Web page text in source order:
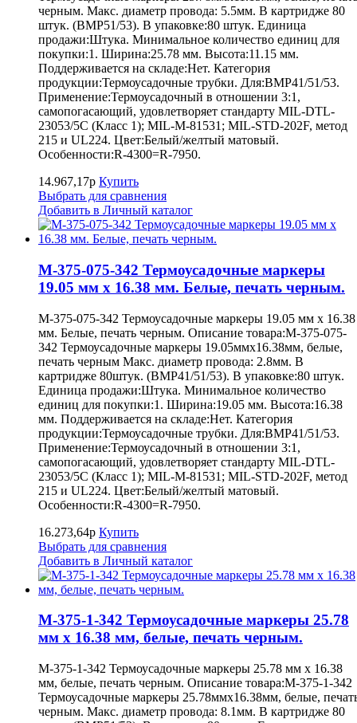
черным. Макс. диаметр провода: 5.5мм. В картридже 80
штук. (BMP51/53). В упаковке:80 штук. Единица
продажи:Штука. Минимальное количество единиц для
покупки:1. Ширина:25.78 мм. Высота:11.15 мм.
Поддерживается на складе:Нет. Категория
продукции:Термоусадочные трубки. Для:BMP41/51/53.
Применение:Термоусадочный в отношении 3:1,
самопогасающий, удовлетворяет стандарту MIL-DTL-
23053/5C (Класс 1); MIL-M-81531; MIL-STD-202F, метод
215 и UL224. Цвет:Белый/желтый матовый.
Особенности:R-4300=R-7950.
14.967,17р Купить
Выбрать для сравнения
Добавить в Личный каталог
M-375-075-342 Термоусадочные маркеры
19.05 мм х 16.38 мм. Белые, печать черным.
M-375-075-342 Термоусадочные маркеры 19.05 мм х 16.38
мм. Белые, печать черным. Описание товара:M-375-075-
342 Термоусадочные маркеры 19.05ммх16.38мм, белые,
печать черным Макс. диаметр провода: 2.8мм. В
картридже 80штук. (BMP41/51/53). В упаковке:80 штук.
Единица продажи:Штука. Минимальное количество
единиц для покупки:1. Ширина:19.05 мм. Высота:16.38
мм. Поддерживается на складе:Нет. Категория
продукции:Термоусадочные трубки. Для:BMP41/51/53.
Применение:Термоусадочный в отношении 3:1,
самопогасающий, удовлетворяет стандарту MIL-DTL-
23053/5C (Класс 1); MIL-M-81531; MIL-STD-202F, метод
215 и UL224. Цвет:Белый/желтый матовый.
Особенности:R-4300=R-7950.
16.273,64р Купить
Выбрать для сравнения
Добавить в Личный каталог
M-375-1-342 Термоусадочные маркеры 25.78
мм х 16.38 мм, белые, печать черным.
M-375-1-342 Термоусадочные маркеры 25.78 мм х 16.38
мм, белые, печать черным. Описание товара:M-375-1-342
Термоусадочные маркеры 25.78ммх16.38мм, белые,
черным. Макс. диаметр провода: 8.1мм. В картридже 80